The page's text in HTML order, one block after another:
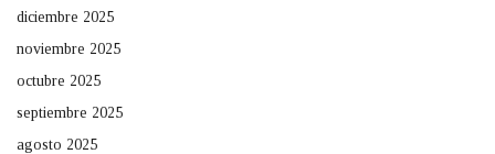
diciembre 2025
noviembre 2025
octubre 2025
septiembre 2025
agosto 2025